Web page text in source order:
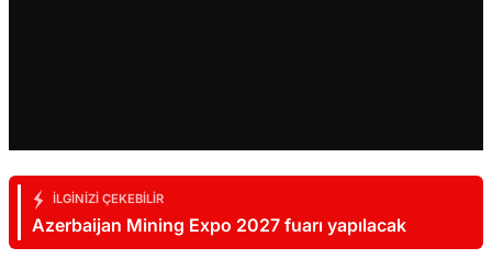
İLGINIZI ÇEKEBILIR
Azerbaijan Mining Expo 2027 fuarı yapılacak